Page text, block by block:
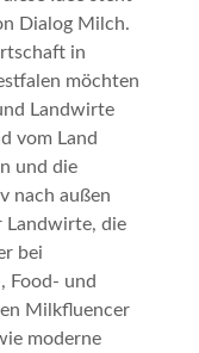
Dialog Milch.
in
möchten
Landwirte
vom Land
und die
nach außen
Landwirte, die
bei
Food- und
Milkfluencer
moderne